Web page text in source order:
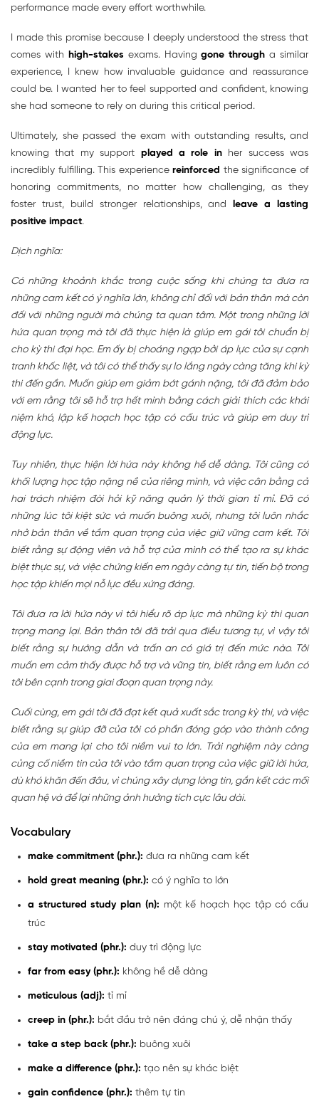
performance made every effort worthwhile.
I made this promise because I deeply understood the stress that
comes with high-stakes exams. Havinggone through a similar
experience, I knew how invaluable guidance and reassurance
could be. I wanted her to feel supported and confident, knowing
she had someone to rely on during this critical period.
Ultimately, she passed the exam with outstanding results, and
knowing that my support played a role inher success was
incredibly fulfilling. This experiencereinforced the significance of
honoring commitments, no matter how challenging, as they
foster trust, build stronger relationships, and
leave a lasting
positive impact.
Dịch nghĩa:
Có những khoảnh khắc trong cuộc sống khi chúng ta đưa ra
những cam kết có ý nghĩa lớn, không chỉ đối với bản thân mà còn
đối với những người mà chúng ta quan tâm. Một trong những lời
hứa quan trọng mà tôi đã thực hiện là giúp em gái tôi chuẩn bị
cho kỳ thi đại học. Em ấy bị choáng ngợp bởi áp lực của sự cạnh
tranh khốc liệt, và tôi có thể thấy sự lo lắng ngày càng tăng khi kỳ
thi đến gần. Muốn giúp em giảm bớt gánh nặng, tôi đã đảm bảo
với em rằng tôi sẽ hỗ trợ hết mình bằng cách giải thích các khái
niệm khó, lập kế hoạch học tập có cấu trúc và giúp em duy trì
động lực.
Tuy nhiên, thực hiện lời hứa này không hề dễ dàng. Tôi cũng có
khối lượng học tập nặng nề của riêng mình, và việc cân bằng cả
hai trách nhiệm đòi hỏi kỹ năng quản lý thời gian tỉ mỉ. Đã có
những lúc tôi kiệt sức và muốn buông xuôi, nhưng tôi luôn nhắc
nhở bản thân về tầm quan trọng của việc giữ vững cam kết. Tôi
biết rằng sự động viên và hỗ trợ của mình có thể tạo ra sự khác
biệt thực sự, và việc chứng kiến em ngày càng tự tin, tiến bộ trong
học tập khiến mọi nỗ lực đều xứng đáng.
Tôi đưa ra lời hứa này vì tôi hiểu rõ áp lực mà những kỳ thi quan
trọng mang lại. Bản thân tôi đã trải qua điều tương tự, vì vậy tôi
biết rằng sự hướng dẫn và trấn an có giá trị đến mức nào. Tôi
muốn em cảm thấy được hỗ trợ và vững tin, biết rằng em luôn có
tôi bên cạnh trong giai đoạn quan trọng này.
Cuối cùng, em gái tôi đã đạt kết quả xuất sắc trong kỳ thi, và việc
biết rằng sự giúp đỡ của tôi có phần đóng góp vào thành công
của em mang lại cho tôi niềm vui to lớn. Trải nghiệm này càng
củng cố niềm tin của tôi vào tầm quan trọng của việc giữ lời hứa,
dù khó khăn đến đâu, vì chúng xây dựng lòng tin, gắn kết các mối
quan hệ và để lại những ảnh hưởng tích cực lâu dài.
Vocabulary
make commitment (phr.): đưa ra những cam kết
hold great meaning (phr.): có ý nghĩa to lớn
a structured study plan (n): một kế hoạch học tập có cấu
trúc
stay motivated (phr.): duy trì động lực
far from easy (phr.): không hề dễ dàng
meticulous (adj): tỉ mỉ
creep in (phr.): bắt đầu trở nên đáng chú ý, dễ nhận thấy
take a step back (phr.): buông xuôi
make a difference (phr.): tạo nên sự khác biệt
gain confidence (phr.): thêm tự tin